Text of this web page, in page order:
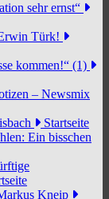
sehr ernst“
Türk!
kommen!“ (1)
– Newsmix
Startseite
Ein bisschen
Kneip